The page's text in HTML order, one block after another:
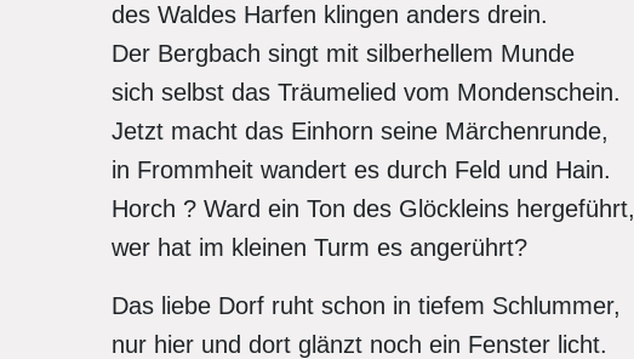
des Waldes Harfen klingen anders drein.
Der Bergbach singt mit silberhellem Munde
sich selbst das Träumelied vom Mondenschein.
Jetzt macht das Einhorn seine Märchenrunde,
in Frommheit wandert es durch Feld und Hain.
Horch ? Ward ein Ton des Glöckleins hergeführt,
wer hat im kleinen Turm es angerührt?
Das liebe Dorf ruht schon in tiefem Schlummer,
nur hier und dort glänzt noch ein Fenster licht.